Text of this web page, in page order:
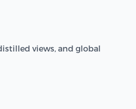
views, and global